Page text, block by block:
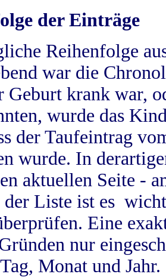
der Einträge
Reihenfolge
war die
Geburt krank war,
wurde das
der Taufeintrag
wurde. In
aktuellen Seite -
der Liste ist es
Eine
nur
Monat und Jahr.